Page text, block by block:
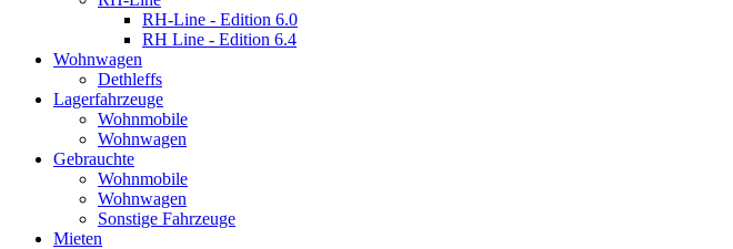
RH-Line - Edition 6.0
RH Line - Edition 6.4
Wohnwagen
Dethleffs
Lagerfahrzeuge
Wohnmobile
Wohnwagen
Gebrauchte
Wohnmobile
Wohnwagen
Sonstige Fahrzeuge
Mieten